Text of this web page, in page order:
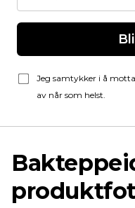
Jeg samtykker i å
av når som helst.